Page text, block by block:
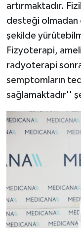
artırmaktadır.
desteği olmadan
şekilde
Fizyoterapi,
radyoterapi
semptomların
sağlamaktadır''